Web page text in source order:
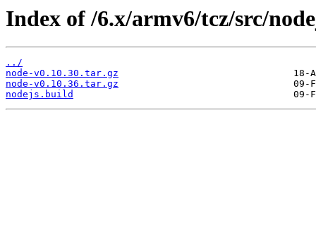
Index of /6.x/armv6/tcz/src/
../
node-v0.10.30.tar.gz
node-v0.10.36.tar.gz
nodejs.build